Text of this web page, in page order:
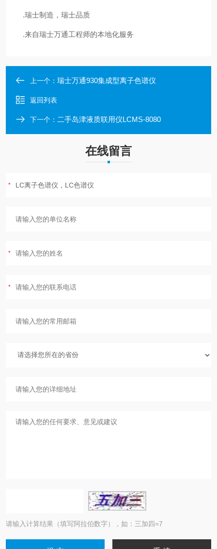
.瑞士制造，瑞士品质
.来自瑞士万通工程师的本地化服务
上一个： 瑞士万通930集成型离子色谱仪
返回列表
下一个： 二手岛津液质联用仪LCMS-8080
在线留言
请输入计算结果（填写阿拉伯数字），如：三加四=7